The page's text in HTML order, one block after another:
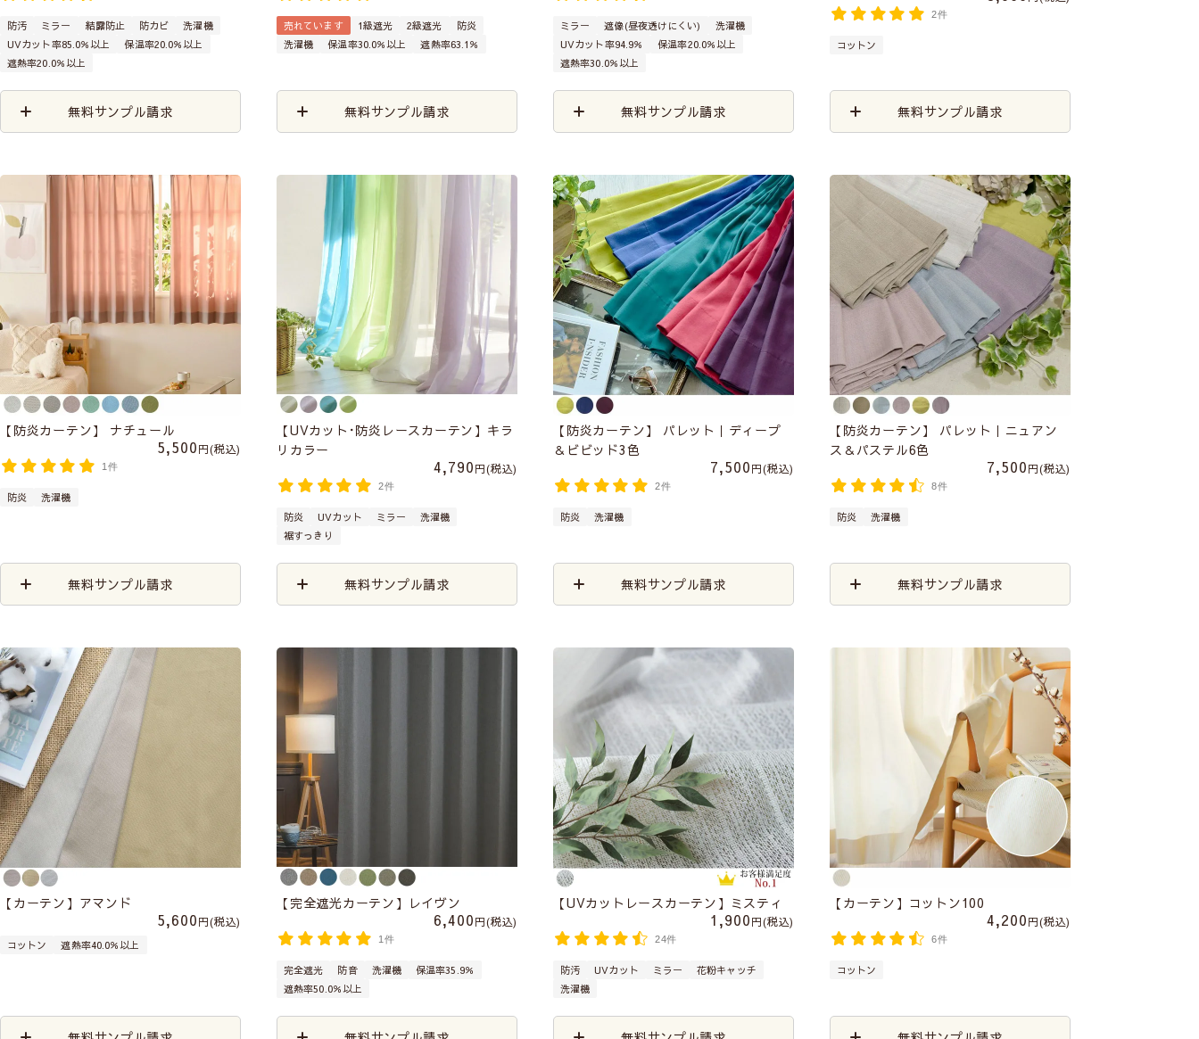
防汚 ミラー 結露防止 防カビ
洗濯機
UVカット率85.0％以上
保温率20.0％以上
遮熱率20.0％以上
無料サンプル請求
売れています 1級遮光 2級遮光
防炎
洗濯機
保温率30.0％以上 遮熱率63.1％
無料サンプル請求
ミラー 遮像(昼夜透けにくい)
洗濯機
UVカット率94.9％
保温率20.0％以上
遮熱率30.0％以上
無料サンプル請求
2件
コットン
無料サンプル請求
【防炎カーテン】 ナチュール
5,500 税込
1件
防炎 洗濯機
無料サンプル請求
【UVカット･防炎レースカーテン】キラ
リカラー
4,790 税込
2件
防炎 UVカット ミラー
洗濯機
裾すっきり
無料サンプル請求
【防炎カーテン】 パレット｜ディープ
＆ビビッド3色
7,500 税込
2件
防炎 洗濯機
無料サンプル請求
【防炎カーテン】 パレット｜ニュアン
ス＆パステル6色
7,500 税込
8件
防炎 洗濯機
無料サンプル請求
【カーテン】アマンド
5,600 税込
コットン 遮熱率40.0％以上
【完全遮光カーテン】レイヴン
6,400 税込
1件
完全遮光 防音 洗濯機
保温率35.9％
遮熱率50.0％以上
【UVカットレースカーテン】ミスティ
1,900 税込
24件
防汚 UVカット ミラー
花粉キャッチ
洗濯機
【カーテン】コットン100
4,200 税込
6件
コットン